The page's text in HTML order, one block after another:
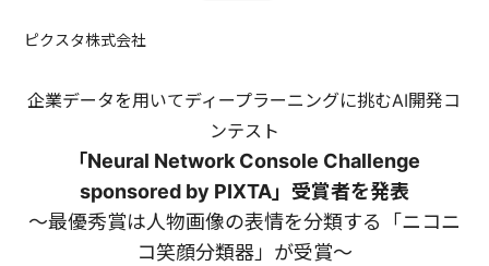
ピクスタ株式会社
企業データを用いてディープラーニングに挑むAI開発コ
ンテスト
「Neural Network Console Challenge
sponsored by PIXTA」受賞者を発表
〜最優秀賞は人物画像の表情を分類する「ニコニ
コ笑顔分類器」が受賞〜